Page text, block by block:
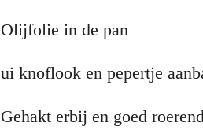
Olijfolie in de pan
ui knoflook en pepertje
Gehakt erbij en goed